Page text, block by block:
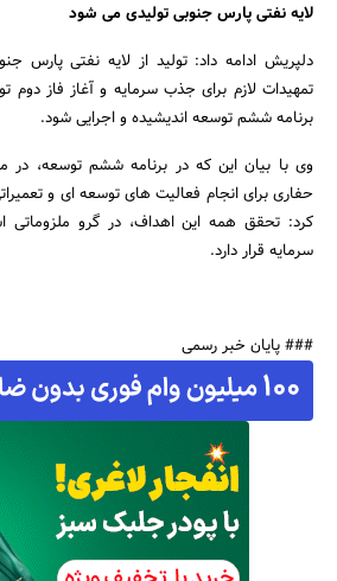
لایه نفتی پارس جنوبی تولیدی می شود
دلپریش ادامه داد: تولید از لایه نفتی پارس
تمهیدات لازم برای جذب سرمایه و آغاز فاز
برنامه ششم توسعه اندیشیده و اجرایی شود.
حفاری برای انجام فعالیت های توسعه ای و
کرد: تحقق همه این اهداف، در گرو
سرمایه قرار دارد.
### پایان خبر رسمی